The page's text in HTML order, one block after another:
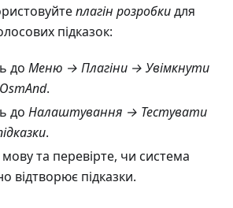
плагін розробкидля
підказок:
до Меню → Плагіни → Увімкнути
.
до Налаштування → Тестувати
.
та перевірте, чи система
відтворює підказки.